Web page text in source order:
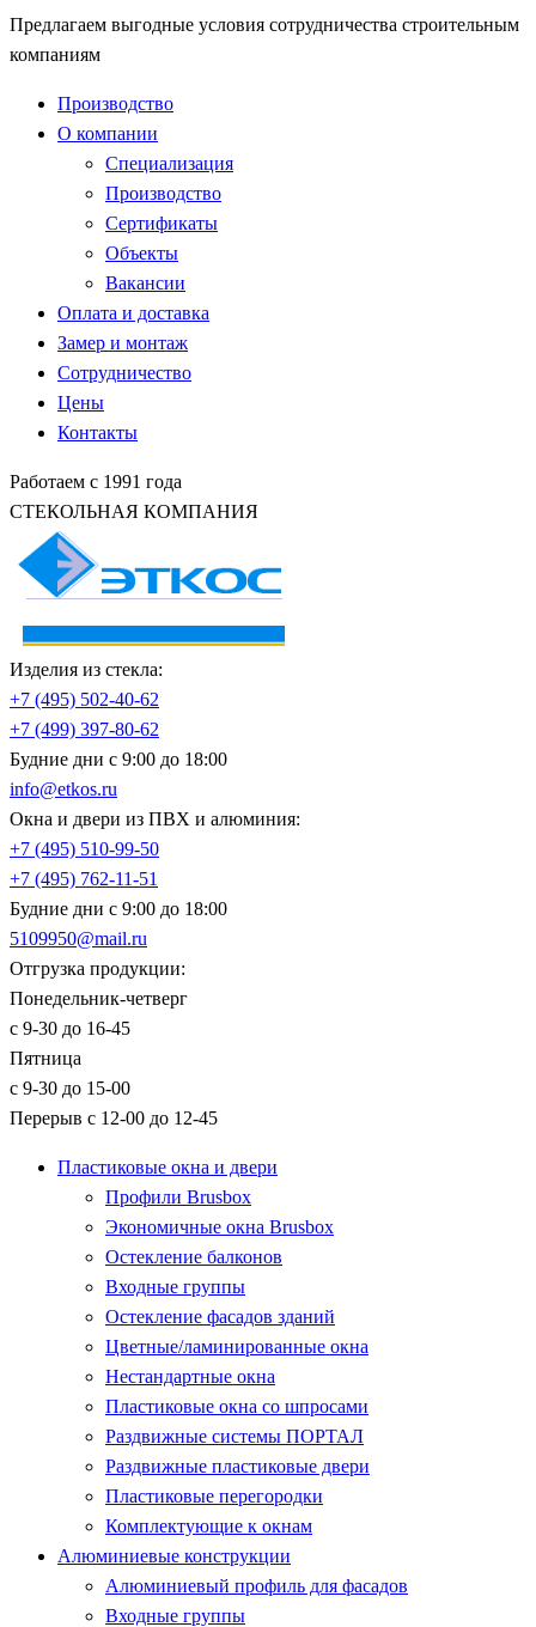
Предлагаем выгодные условия сотрудничества строительным
компаниям
Производство
О компании
Специализация
Производство
Сертификаты
Объекты
Вакансии
Оплата и доставка
Замер и монтаж
Сотрудничество
Цены
Контакты
Работаем с 1991 года
СТЕКОЛЬНАЯ КОМПАНИЯ
Изделия из стекла:
+7 (495) 502-40-62
+7 (499) 397-80-62
Будние дни с 9:00 до 18:00
info@etkos.ru
Окна и двери из ПВХ и алюминия:
+7 (495) 510-99-50
+7 (495) 762-11-51
Будние дни с 9:00 до 18:00
5109950@mail.ru
Отгрузка продукции:
Понедельник-четверг
с 9-30 до 16-45
Пятница
с 9-30 до 15-00
Перерыв с 12-00 до 12-45
Пластиковые окна и двери
Профили Brusbox
Экономичные окна Brusbox
Остекление балконов
Входные группы
Остекление фасадов зданий
Цветные/ламинированные окна
Нестандартные окна
Пластиковые окна со шпросами
Раздвижные системы ПОРТАЛ
Раздвижные пластиковые двери
Пластиковые перегородки
Комплектующие к окнам
Алюминиевые конструкции
Алюминиевый профиль для фасадов
Входные группы